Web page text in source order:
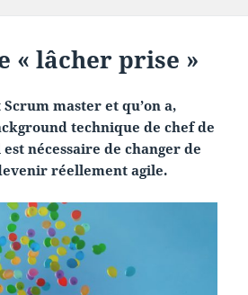
« lâcher prise »
master et qu’on a,
technique de chef de
nécessaire de changer de
réellement agile.